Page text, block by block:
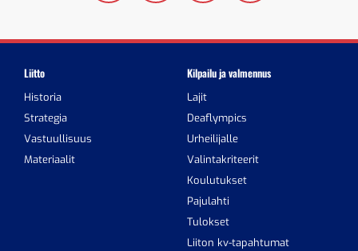
Liitto
Historia
Strategia
Vastuullisuus
Materiaalit
Kilpailu ja valmennus
Lajit
Deaflympics
Urheilijalle
Valintakriteerit
Koulutukset
Pajulahti
Tulokset
Liiton kv-tapahtumat